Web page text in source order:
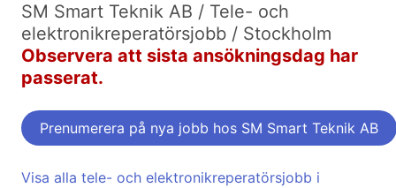
SM Smart Teknik AB / Tele- och
elektronikreperatörsjobb / Stockholm
Observera att sista ansökningsdag har
passerat.
Prenumerera på nya jobb hos SM Smart Teknik AB
Visa alla tele- och elektronikreperatörsjobb i